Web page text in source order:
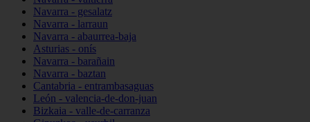
Navarra - gesalatz
Navarra - larraun
Navarra - abaurrea-baja
Asturias - onís
Navarra - barañain
Navarra - baztan
Cantabria - entrambasaguas
León - valencia-de-don-juan
Bizkaia - valle-de-carranza